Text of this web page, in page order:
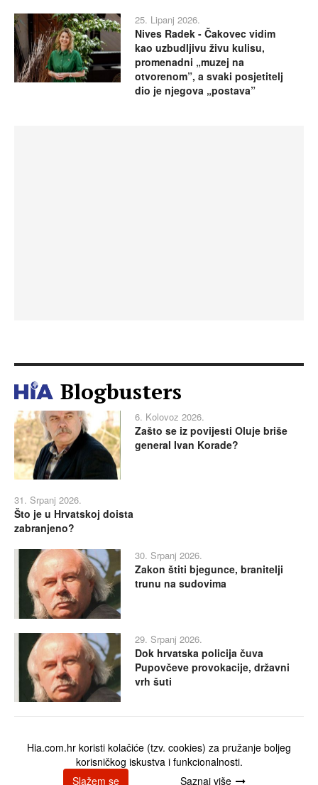
25. Lipanj 2026.
Nives Radek - Čakovec vidim
kao uzbudljivu živu kulisu,
promenadni „muzej na
otvorenom”, a svaki posjetitelj
dio je njegova „postava”
Blogbusters
6. Kolovoz 2026.
Zašto se iz povijesti Oluje briše
general Ivan Korade?
31. Srpanj 2026.
Što je u Hrvatskoj doista
zabranjeno?
30. Srpanj 2026.
Zakon štiti bjegunce, branitelji
trunu na sudovima
29. Srpanj 2026.
Dok hrvatska policija čuva
Pupovčeve provokacije, državni
vrh šuti
Impressum|O nama|Uvjeti korištenja|Cjenik usluga
Copyright © 2018 Hia.com.hr. Sva prava pridržana. IzradaExabyte
Hia.com.hr koristi kolačiće (tzv. cookies) za pružanje boljeg
korisničkog iskustva i funkcionalnosti.
Slažem se
Saznaj više